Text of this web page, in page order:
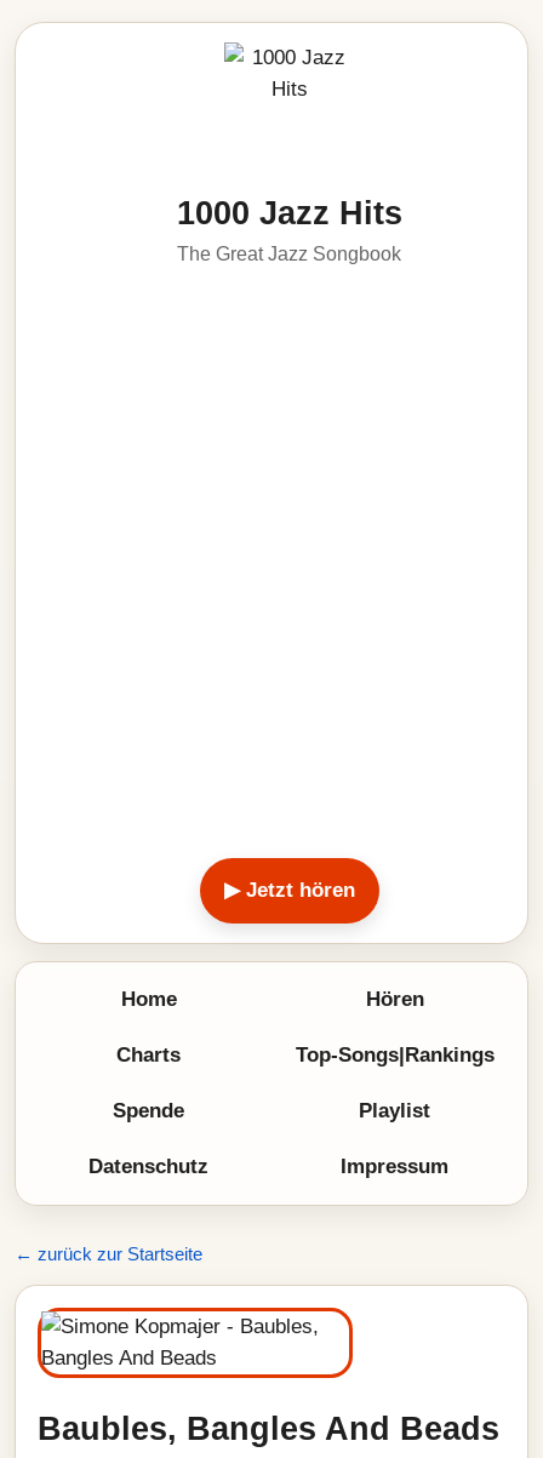
1000 Jazz Hits
The Great Jazz Songbook
▶ Jetzt hören
Home Hören
Charts Top-Songs|Rankings
Spende Playlist
Datenschutz Impressum
← zurück zur Startseite
Baubles, Bangles And Beads